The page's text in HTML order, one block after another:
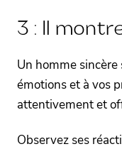
3 : Il
Un homme sincère
émotions et à vos
attentivement et
Observez ses